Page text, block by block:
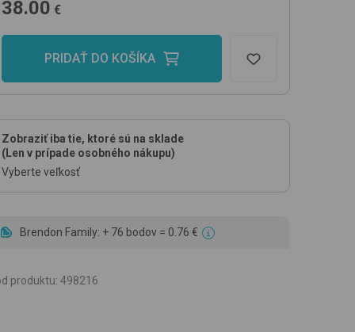
38.00 €
PRIDAŤ DO KOŠÍKA
Zobraziť iba tie, ktoré sú na sklade
(Len v prípade osobného nákupu)
Vyberte veľkosť
Brendon Family: + 76 bodov = 0.76 €
produktu: 498216